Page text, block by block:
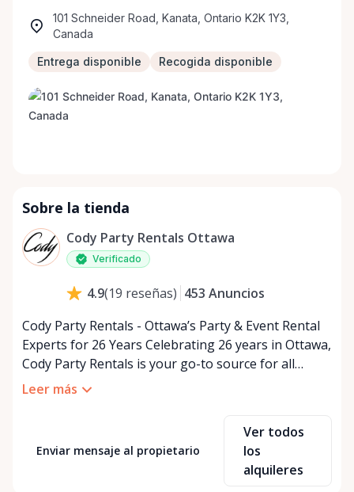
101 Schneider Road, Kanata, Ontario K2K 1Y3,
Canada
Entrega disponible Recogida disponible
Sobre la tienda
Cody Party Rentals Ottawa
Verificado
4.9(19 reseñas) 453 Anuncios
Cody Party Rentals - Ottawa’s Party & Event Rental
Experts for 26 Years Celebrating 26 years in Ottawa,
Cody Party Rentals is your go-to source for all
things party and event rentals. We’re proud to be a
At Cody Party Rentals, we believe in the power of
sharing—giving others the chance to rent out their
items and experience the benefits of renting. It’s
Leer más
Enviar mensaje al propietario
Ver todos
los
alquileres